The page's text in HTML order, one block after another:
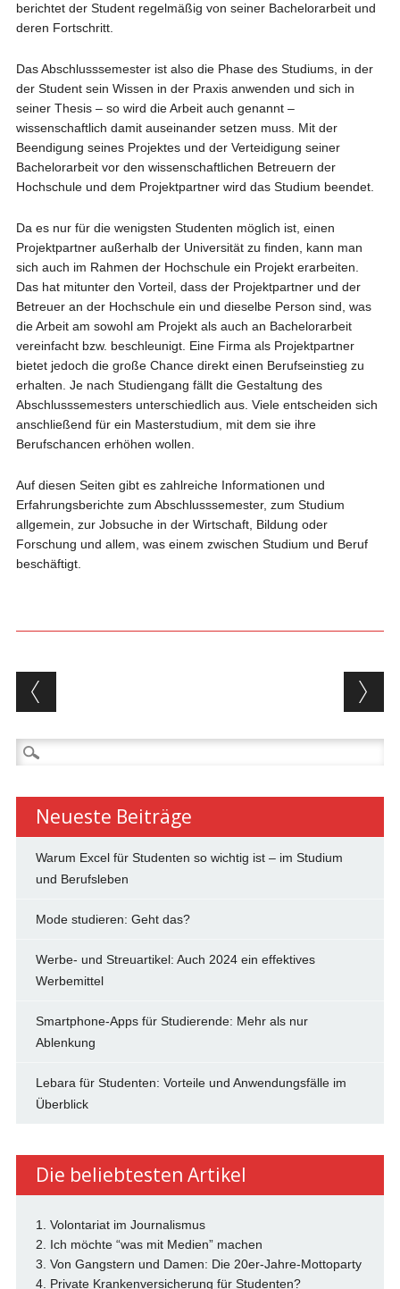
berichtet der Student regelmäßig von seiner Bachelorarbeit und
deren Fortschritt.
Das Abschlusssemester ist also die Phase des Studiums, in der
der Student sein Wissen in der Praxis anwenden und sich in
seiner Thesis – so wird die Arbeit auch genannt –
wissenschaftlich damit auseinander setzen muss. Mit der
Beendigung seines Projektes und der Verteidigung seiner
Bachelorarbeit vor den wissenschaftlichen Betreuern der
Hochschule und dem Projektpartner wird das Studium beendet.
Da es nur für die wenigsten Studenten möglich ist, einen
Projektpartner außerhalb der Universität zu finden, kann man
sich auch im Rahmen der Hochschule ein Projekt erarbeiten.
Das hat mitunter den Vorteil, dass der Projektpartner und der
Betreuer an der Hochschule ein und dieselbe Person sind, was
die Arbeit am sowohl am Projekt als auch an Bachelorarbeit
vereinfacht bzw. beschleunigt. Eine Firma als Projektpartner
bietet jedoch die große Chance direkt einen Berufseinstieg zu
erhalten. Je nach Studiengang fällt die Gestaltung des
Abschlusssemesters unterschiedlich aus. Viele entscheiden sich
anschließend für ein Masterstudium, mit dem sie ihre
Berufschancen erhöhen wollen.
Auf diesen Seiten gibt es zahlreiche Informationen und
Erfahrungsberichte zum Abschlusssemester, zum Studium
allgemein, zur Jobsuche in der Wirtschaft, Bildung oder
Forschung und allem, was einem zwischen Studium und Beruf
beschäftigt.
Beitragsnavigation
Suchen
nach:
Neueste Beiträge
Warum Excel für Studenten so wichtig ist – im Studium
und Berufsleben
Mode studieren: Geht das?
Werbe- und Streuartikel: Auch 2024 ein effektives
Werbemittel
Smartphone-Apps für Studierende: Mehr als nur
Ablenkung
Lebara für Studenten: Vorteile und Anwendungsfälle im
Überblick
Die beliebtesten Artikel
1. Volontariat im Journalismus
2. Ich möchte “was mit Medien” machen
3. Von Gangstern und Damen: Die 20er-Jahre-Mottoparty
4. Private Krankenversicherung für Studenten?